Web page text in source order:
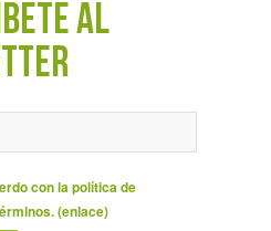
AL
con la política de
(enlace)